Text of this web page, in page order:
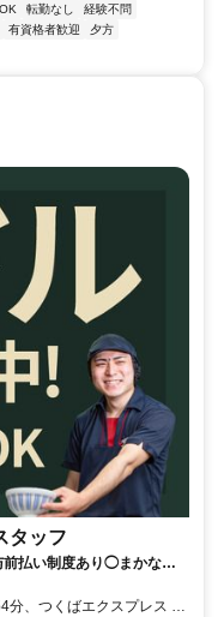
転勤なし
経験不問
有資格者歓迎
夕方
タッフ
払い制度あり◯まかない
分、つくばエクスプレス つ